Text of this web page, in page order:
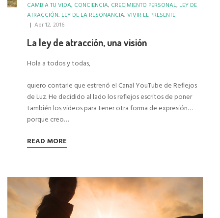
CAMBIA TU VIDA, CONCIENCIA, CRECIMIENTO PERSONAL, LEY DE
ATRACCIÓN, LEY DE LA RESONANCIA, VIVIR EL PRESENTE
| Apr 12, 2016
La ley de atracción, una visión
Hola a todos y todas,
quiero contarle que estrenó el Canal YouTube deReflejos
de Luz. He decidido al lado los reflejos escritos de poner
también los videos para tener otra forma de expresión…
porque creo…
READ MORE